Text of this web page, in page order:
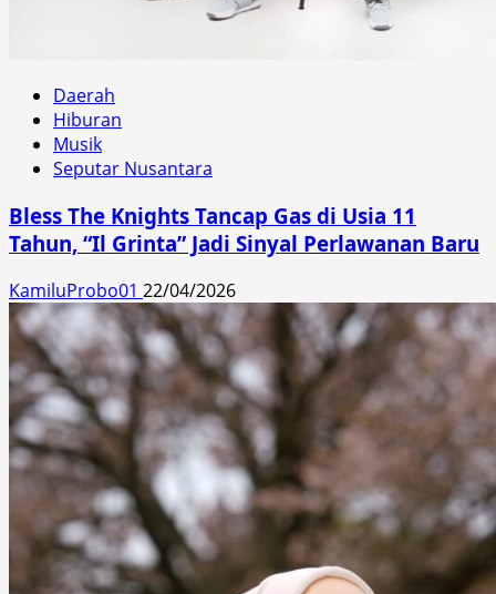
Daerah
Hiburan
Musik
Seputar Nusantara
Bless The Knights Tancap Gas di Usia 11
Tahun, “Il Grinta” Jadi Sinyal Perlawanan Baru
KamiluProbo01 22/04/2026